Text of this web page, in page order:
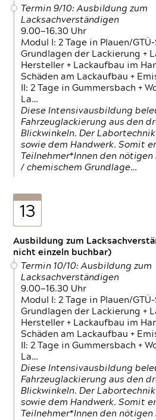
Termin 9/10: Ausbildung zum
Lacksachverständigen
9.00—16.30 Uhr
Modul I: 2 Tage in Plauen/
Grundlagen der Lackierung +
Hersteller + Lackaufbau im
Schäden am Lackaufbau +
II: 2 Tage in Gummersbach +
La…
Diese Intensivausbildung
Fahrzeuglackierung aus den
Blickwinkeln. Der
sowie dem Handwerk. Somit
Teilnehmer*Innen den
/ chemischem Grundlage…
13
Ausbildung zum
nicht einzeln buchbar)
Termin 10/10: Ausbildung zum
Lacksachverständigen
9.00—16.30 Uhr
Modul I: 2 Tage in Plauen/
Grundlagen der Lackierung +
Hersteller + Lackaufbau im
Schäden am Lackaufbau +
II: 2 Tage in Gummersbach +
La…
Diese Intensivausbildung
Fahrzeuglackierung aus den
Blickwinkeln. Der
sowie dem Handwerk. Somit
Teilnehmer*Innen den